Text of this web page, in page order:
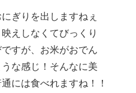
ぎりを出しますねぇ
えしなくてびっくり
すが、お米がおでん
な感じ！そんなに美
には食べれますね！！